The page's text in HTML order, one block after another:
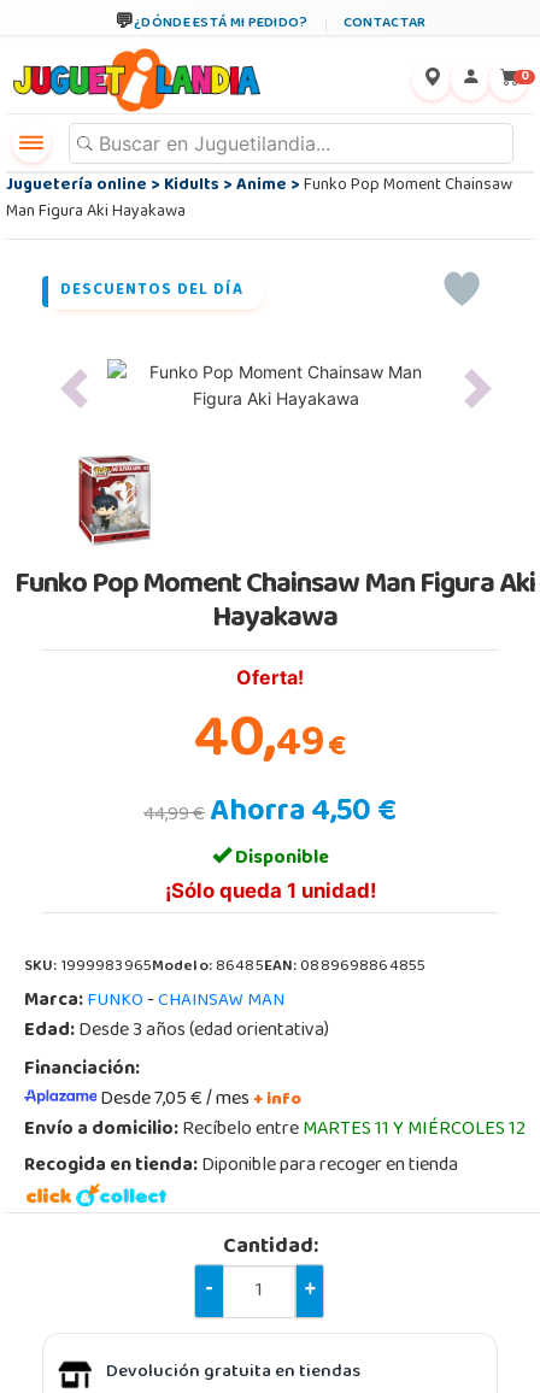
¿DÓNDE ESTÁ MI PEDIDO? CONTACTAR
0
Juguetería online>Kidults>Anime>Funko Pop Moment Chainsaw
Man Figura Aki Hayakawa
DESCUENTOS DEL DÍA
Previous Next
Funko Pop Moment Chainsaw Man Figura Aki
Hayakawa
Oferta!
40,49€
44,99 €Ahorra 4,50 €
Disponible
¡Sólo queda 1 unidad!
SKU:1999983965Modelo:86485EAN:0889698864855
Marca:FUNKO-CHAINSAW MAN
Edad:Desde 3 años (edad orientativa)
Financiación:
Desde 7,05 € / mes+ info
Envío a domicilio:Recíbelo entreMARTES 11 Y MIÉRCOLES 12
Recogida en tienda:Diponible para recoger en tienda
Cantidad:
-
+
Devolución gratuita en tiendas